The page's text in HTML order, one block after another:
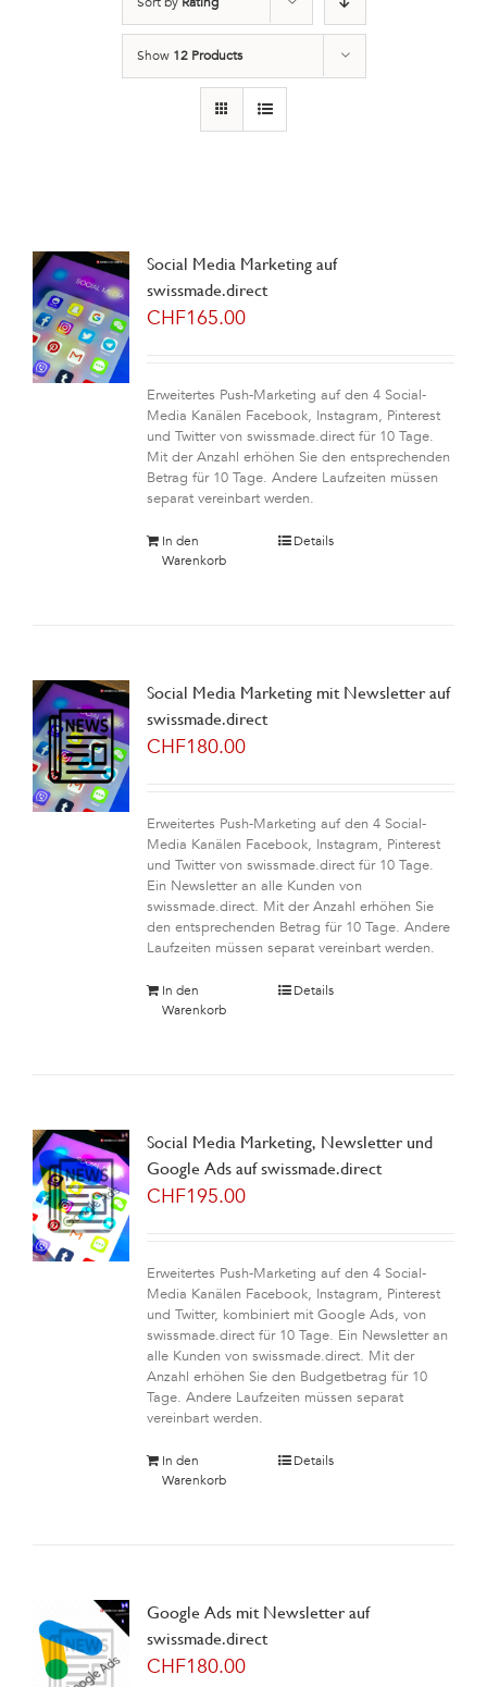
Show 12 Products
Social Media Marketing auf
swissmade.direct
CHF165.00
Erweitertes Push-Marketing auf den 4 Social-
Media Kanälen Facebook, Instagram, Pinterest
und Twitter von swissmade.direct für 10 Tage.
Mit der Anzahl erhöhen Sie den entsprechenden
Betrag für 10 Tage. Andere Laufzeiten müssen
separat vereinbart werden.
In den
Warenkorb
Details
Social Media Marketing mit Newsletter auf
swissmade.direct
CHF180.00
Erweitertes Push-Marketing auf den 4 Social-
Media Kanälen Facebook, Instagram, Pinterest
und Twitter von swissmade.direct für 10 Tage.
Ein Newsletter an alle Kunden von
swissmade.direct. Mit der Anzahl erhöhen Sie
den entsprechenden Betrag für 10 Tage. Andere
Laufzeiten müssen separat vereinbart werden.
In den
Warenkorb
Details
Social Media Marketing, Newsletter und
Google Ads auf swissmade.direct
CHF195.00
Erweitertes Push-Marketing auf den 4 Social-
Media Kanälen Facebook, Instagram, Pinterest
und Twitter, kombiniert mit Google Ads, von
swissmade.direct für 10 Tage. Ein Newsletter an
alle Kunden von swissmade.direct. Mit der
Anzahl erhöhen Sie den Budgetbetrag für 10
Tage. Andere Laufzeiten müssen separat
vereinbart werden.
In den
Warenkorb
Details
Google Ads mit Newsletter auf
swissmade.direct
CHF180.00